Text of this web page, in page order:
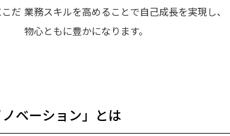
だ 業務スキルを高めることで自己成長を実現し、
物心ともに豊かになります。
ベーション」とは――